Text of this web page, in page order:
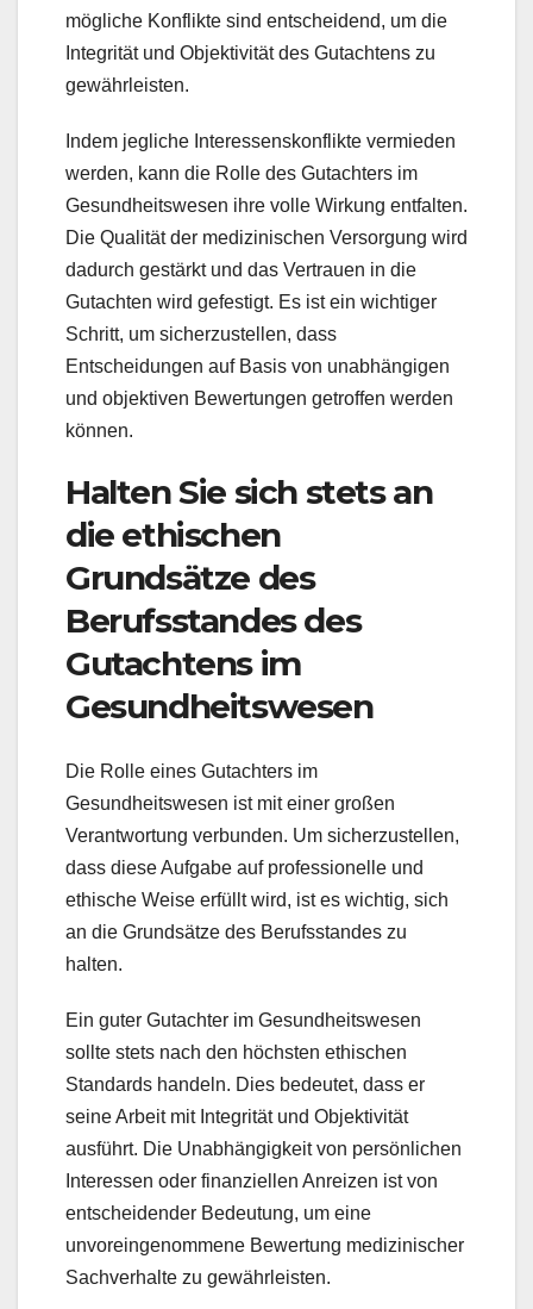
mögliche Konflikte sind entscheidend, um die
Integrität und Objektivität des Gutachtens zu
gewährleisten.
Indem jegliche Interessenskonflikte vermieden
werden, kann die Rolle des Gutachters im
Gesundheitswesen ihre volle Wirkung entfalten.
Die Qualität der medizinischen Versorgung wird
dadurch gestärkt und das Vertrauen in die
Gutachten wird gefestigt. Es ist ein wichtiger
Schritt, um sicherzustellen, dass
Entscheidungen auf Basis von unabhängigen
und objektiven Bewertungen getroffen werden
können.
Halten Sie sich stets an
die ethischen
Grundsätze des
Berufsstandes des
Gutachtens im
Gesundheitswesen
Die Rolle eines Gutachters im
Gesundheitswesen ist mit einer großen
Verantwortung verbunden. Um sicherzustellen,
dass diese Aufgabe auf professionelle und
ethische Weise erfüllt wird, ist es wichtig, sich
an die Grundsätze des Berufsstandes zu
halten.
Ein guter Gutachter im Gesundheitswesen
sollte stets nach den höchsten ethischen
Standards handeln. Dies bedeutet, dass er
seine Arbeit mit Integrität und Objektivität
ausführt. Die Unabhängigkeit von persönlichen
Interessen oder finanziellen Anreizen ist von
entscheidender Bedeutung, um eine
unvoreingenommene Bewertung medizinischer
Sachverhalte zu gewährleisten.